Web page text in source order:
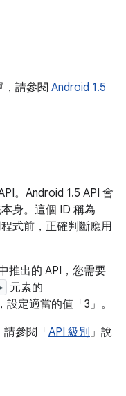
請參閱 Android 1.5
。Android 1.5 API 會
身。這個 ID 稱為
式前，正確判斷應用
推出的 API，您需要
元素的
設定適當的值「3」。
參閱「 API 級別 」說